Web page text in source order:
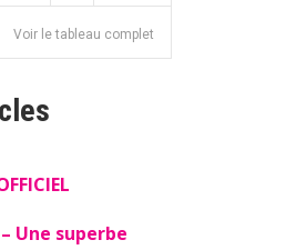
Voir le tableau complet
Une superbe